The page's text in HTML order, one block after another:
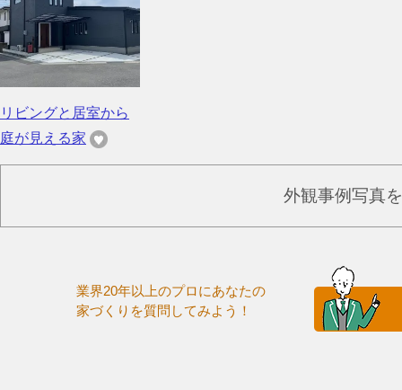
リビングと居室から
庭が見える家
外観事例写真
業界20年以上のプロにあなたの
家づくりを質問してみよう！